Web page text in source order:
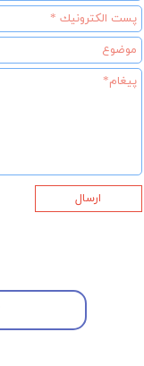
ارسال